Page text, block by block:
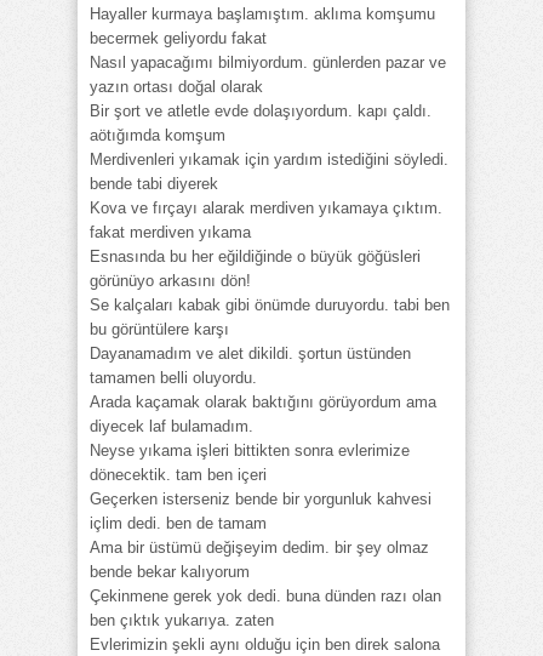
Hayaller kurmaya başlamıştım. aklıma komşumu
becermek geliyordu fakat
Nasıl yapacağımı bilmiyordum. günlerden pazar ve
yazın ortası doğal olarak
Bir şort ve atletle evde dolaşıyordum. kapı çaldı.
aötığımda komşum
Merdivenleri yıkamak için yardım istediğini söyledi.
bende tabi diyerek
Kova ve fırçayı alarak merdiven yıkamaya çıktım.
fakat merdiven yıkama
Esnasında bu her eğildiğinde o büyük göğüsleri
görünüyo arkasını dön!
Se kalçaları kabak gibi önümde duruyordu. tabi ben
bu görüntülere karşı
Dayanamadım ve alet dikildi. şortun üstünden
tamamen belli oluyordu.
Arada kaçamak olarak baktığını görüyordum ama
diyecek laf bulamadım.
Neyse yıkama işleri bittikten sonra evlerimize
dönecektik. tam ben içeri
Geçerken isterseniz bende bir yorgunluk kahvesi
içlim dedi. ben de tamam
Ama bir üstümü değişeyim dedim. bir şey olmaz
bende bekar kalıyorum
Çekinmene gerek yok dedi. buna dünden razı olan
ben çıktık yukarıya. zaten
Evlerimizin şekli aynı olduğu için ben direk salona